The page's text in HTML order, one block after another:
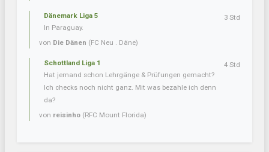
Dänemark Liga 5
In Paraguay.
von Die Dänen (FC Neu . Däne)
3 Std
Schottland Liga 1
Hat jemand schon Lehrgänge & Prüfungen gemacht?
Ich checks noch nicht ganz. Mit was bezahle ich denn
da?
von reisinho (RFC Mount Florida)
4 Std